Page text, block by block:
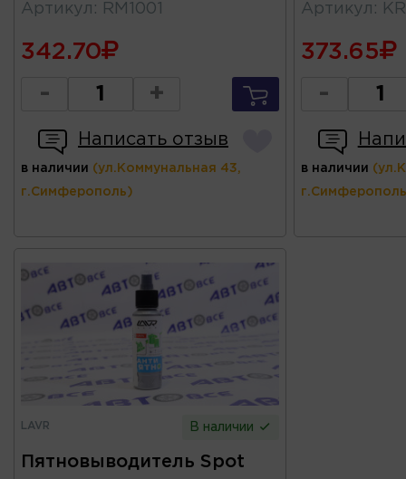
Артикул : RM1001
342.70
- +
Написать отзыв
в наличии (ул.Коммунальная 43,
г.Симферополь)
Артикул :
373.65
-
в наличии
LAVR В наличии
Пятновыводитель Spot